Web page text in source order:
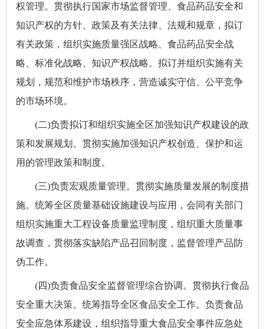
权管理。贯彻执行国家市场监督管理、食品药品安全和
知识产权的方针、政策及有关法律、法规和规章，拟订
有关政策，组织实施质量强区战略、食品药品安全战
略、标准化战略、知识产权战略。拟订并组织实施有关
规划，规范和维护市场秩序，营造诚实守信、公平竞争
的市场环境。
(二)负责拟订和组织实施全区加强知识产权建设的政
策和发展规划。贯彻实施加强知识产权创造、保护和运
用的管理政策和制度。
(三)负责宏观质量管理。贯彻实施质量发展的制度措
施。统筹全区质量基础设施建设与应用，会同有关部门
组织实施重大工程设备质量监理制度，组织重大质量事
故调查，贯彻落实缺陷产品召回制度，监督管理产品防
伪工作。
(四)负责食品安全监督管理综合协调。贯彻执行食品
安全重大决策。统筹指导全区食品安全工作。负责食品
安全应急体系建设，组织指导重大食品安全事件应急处